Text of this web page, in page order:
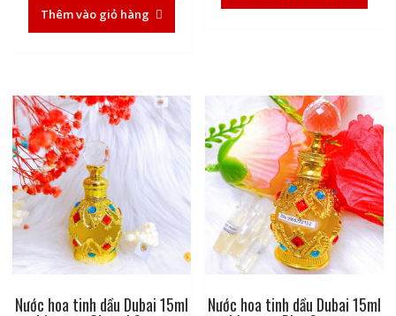
Thêm vào giỏ hàng
Nước hoa tinh dầu Dubai 15ml Nước hoa tinh dầu Dubai 15ml